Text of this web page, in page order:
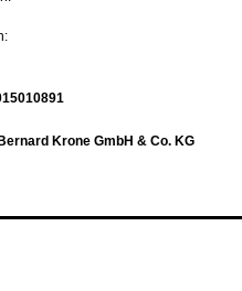
Krone GmbH & Co. KG